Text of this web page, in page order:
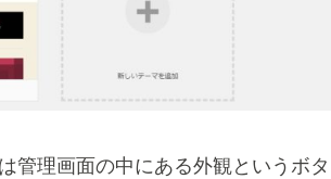
管理画面の中にある外観というボ